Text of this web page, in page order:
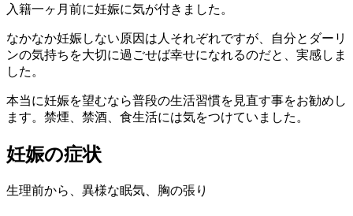
入籍一ヶ月前に妊娠に気が付きました。
なかなか妊娠しない原因は人それぞれですが、自分とダーリ
ンの気持ちを大切に過ごせば幸せになれるのだと、実感しま
した。
本当に妊娠を望むなら普段の生活習慣を見直す事をお勧めし
ます。禁煙、禁酒、食生活には気をつけていました。
妊娠の症状
生理前から、異様な眠気、胸の張り